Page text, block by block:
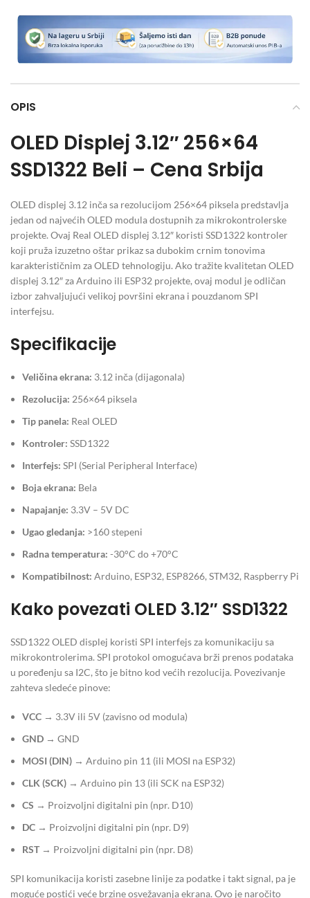
OPIS
OLED Displej 3.12″ 256×64
SSD1322 Beli – Cena Srbija
OLED displej 3.12 inča sa rezolucijom 256×64 piksela predstavlja
jedan od najvećih OLED modula dostupnih za mikrokontrolerske
projekte. Ovaj Real OLED displej 3.12″ koristi SSD1322 kontroler
koji pruža izuzetno oštar prikaz sa dubokim crnim tonovima
karakterističnim za OLED tehnologiju. Ako tražite kvalitetan OLED
displej 3.12″ za Arduino ili ESP32 projekte, ovaj modul je odličan
izbor zahvaljujući velikoj površini ekrana i pouzdanom SPI
interfejsu.
Specifikacije
Veličina ekrana: 3.12 inča (dijagonala)
Rezolucija: 256×64 piksela
Tip panela: Real OLED
Kontroler: SSD1322
Interfejs: SPI (Serial Peripheral Interface)
Boja ekrana: Bela
Napajanje: 3.3V – 5V DC
Ugao gledanja: >160 stepeni
Radna temperatura: -30°C do +70°C
Kompatibilnost: Arduino, ESP32, ESP8266, STM32, Raspberry Pi
Kako povezati OLED 3.12″ SSD1322
SSD1322 OLED displej koristi SPI interfejs za komunikaciju sa
mikrokontrolerima. SPI protokol omogućava brži prenos podataka
u poređenju sa I2C, što je bitno kod većih rezolucija. Povezivanje
zahteva sledeće pinove:
VCC → 3.3V ili 5V (zavisno od modula)
GND → GND
MOSI (DIN) → Arduino pin 11 (ili MOSI na ESP32)
CLK (SCK) → Arduino pin 13 (ili SCK na ESP32)
CS → Proizvoljni digitalni pin (npr. D10)
DC → Proizvoljni digitalni pin (npr. D9)
RST → Proizvoljni digitalni pin (npr. D8)
SPI komunikacija koristi zasebne linije za podatke i takt signal, pa je
moguće postići veće brzine osvežavanja ekrana. Ovo je naročito